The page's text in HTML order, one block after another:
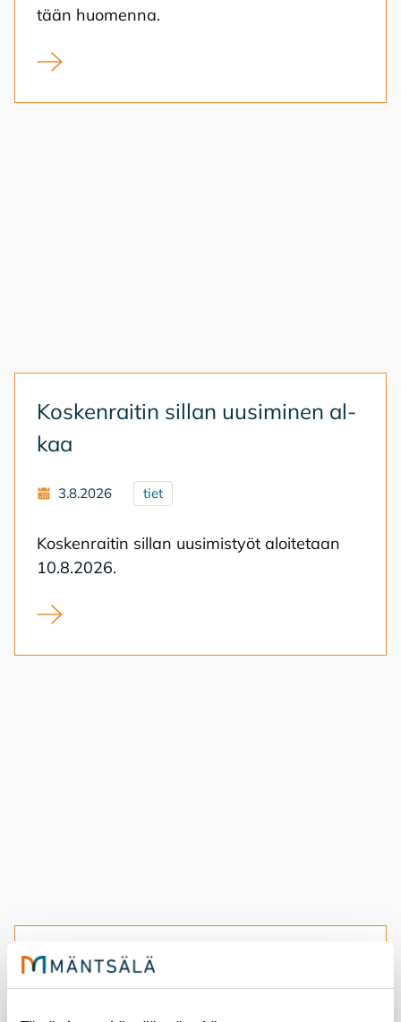
tään huo­men­na.
Kirjasto kansalaistoiminnan alustana
Kos­ken­rai­tin sil­lan uusi­mi­nen al­
kaa
3.8.2026 tiet
Kos­ken­rai­tin sil­lan uusi­mis­työt aloi­te­taan
10.8.2026.
Koskenraitin sillan uusiminen alkaa
Syk­syn 2026 har­ras­tuss­ti­pen­
dien ha­kuai­ka on al­ka­nut